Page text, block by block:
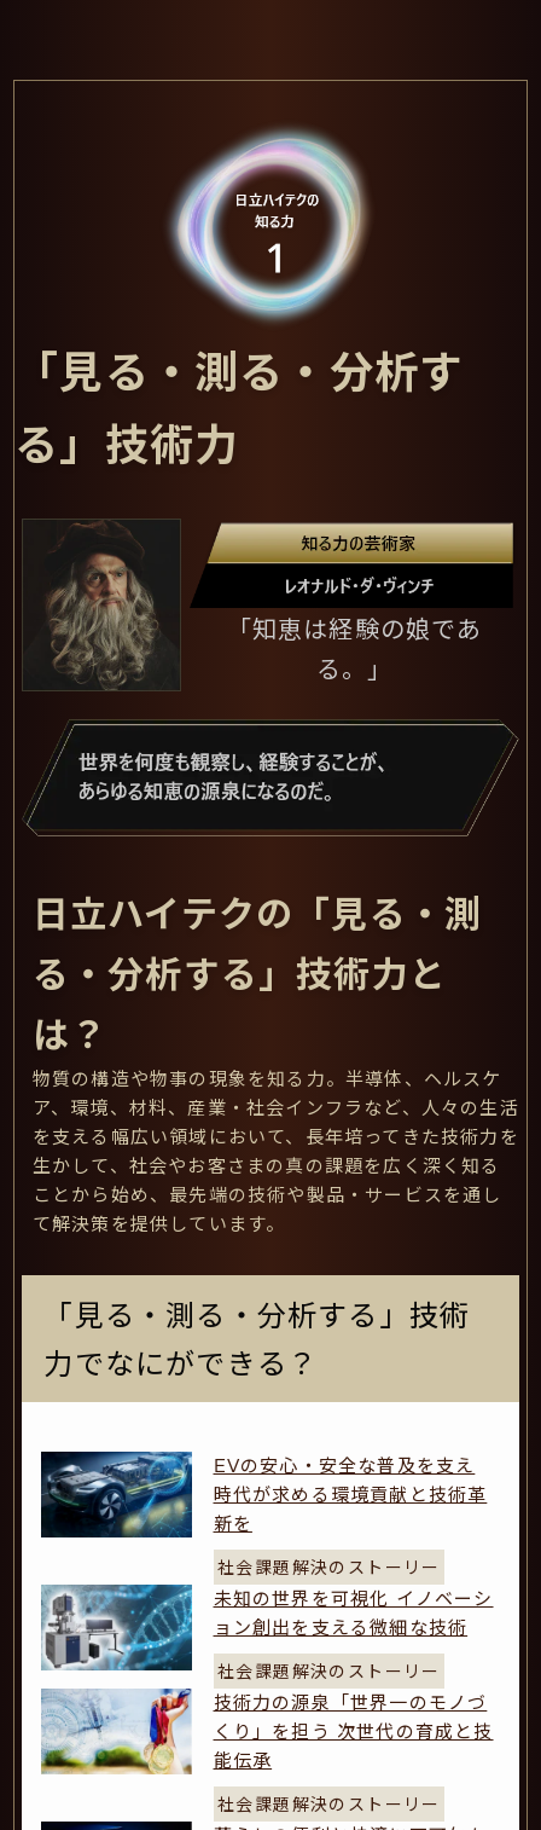
詳しい解説はこちら
公開中
「見る・測る・分析す
る」技術力
「知恵は経験の娘であ
る。」
日立ハイテクの「見る・測
る・分析する」技術力と
は？
物質の構造や物事の現象を知る力。半導体、ヘルスケ
ア、環境、材料、産業・社会インフラなど、人々の生活
を支える幅広い領域において、長年培ってきた技術力を
生かして、社会やお客さまの真の課題を広く深く知る
ことから始め、最先端の技術や製品・サービスを通し
て解決策を提供しています。
「見る・測る・分析する」技術
力でなにができる？
EVの安心・安全な普及を支え
時代が求める環境貢献と技術革
新を
社会課題解決のストーリー
未知の世界を可視化 イノベーシ
ョン創出を支える微細な技術
社会課題解決のストーリー
技術力の源泉「世界一のモノづ
くり」を担う 次世代の育成と技
能伝承
社会課題解決のストーリー